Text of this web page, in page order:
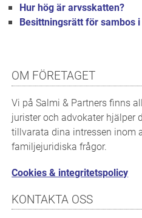
Hur hög är arvsskatten?
Besittningsrätt för sambos
OM FÖRETAGET
Vi på Salmi & Partners finns
jurister och advokater hjälper
tillvarata dina intressen inom
familjejuridiska frågor.
Cookies & integritetspolicy
KONTAKTA OSS